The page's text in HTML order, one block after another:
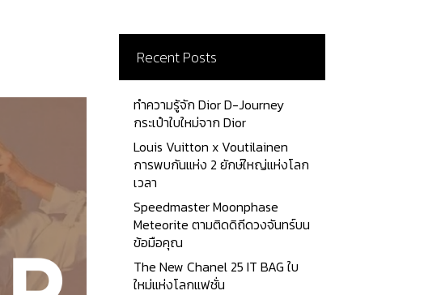
Recent Posts
ทำความรู้จัก Dior D-Journey
กระเป๋าใบใหม่จาก Dior
Louis Vuitton x Voutilainen
การพบกันแห่ง 2 ยักษ์ใหญ่แห่งโลก
เวลา
Speedmaster Moonphase
Meteorite ตามติดดิถีดวงจันทร์บน
ข้อมือคุณ
The New Chanel 25 IT BAG ใบ
ใหม่แห่งโลกแฟชั่น